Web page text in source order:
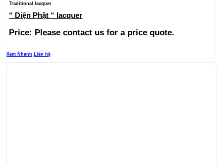
Traditional lacquer
“ Diện Phật “ lacquer
Price: Please contact us for a price quote.
Xem Nhanh Liên hệ